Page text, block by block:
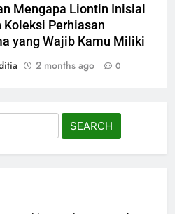
Mengapa Liontin Inisial
Koleksi Perhiasan
yang Wajib Kamu Miliki
2 months ago 0